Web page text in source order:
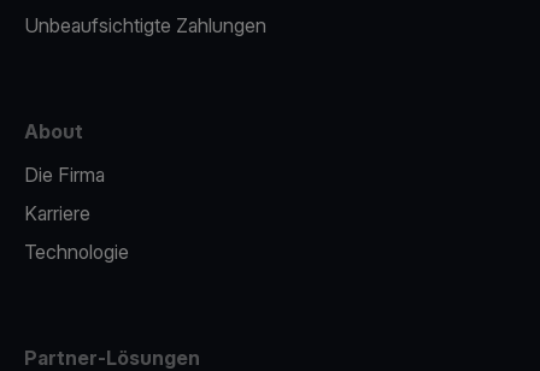
Unbeaufsichtigte Zahlungen
About
Die Firma
Karriere
Technologie
Partner-Lösungen